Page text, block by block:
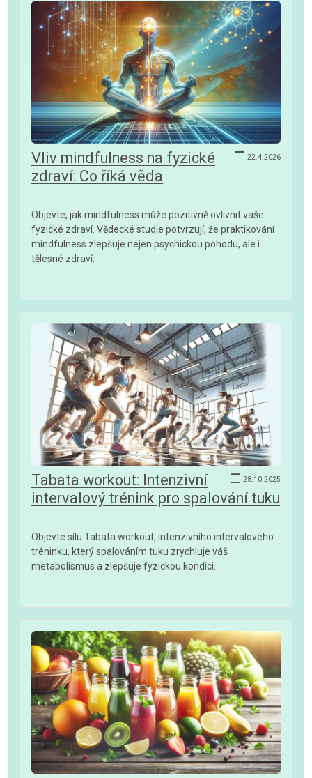
22.4.2026
Vliv mindfulness na fyzické
zdraví: Co říká věda
Objevte, jak mindfulness může pozitivně ovlivnit vaše
fyzické zdraví. Vědecké studie potvrzují, že praktikování
mindfulness zlepšuje nejen psychickou pohodu, ale i
tělesné zdraví.
28.10.2025
Tabata workout: Intenzivní
intervalový trénink pro spalování tuku
Objevte sílu Tabata workout, intenzivního intervalového
tréninku, který spalováním tuku zrychluje váš
metabolismus a zlepšuje fyzickou kondici.